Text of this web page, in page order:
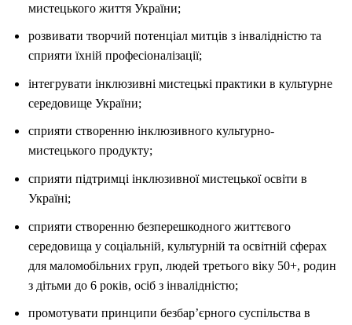
мистецького життя України;
розвивати творчий потенціал митців з інвалідністю та
сприяти їхній професіоналізації;
інтегрувати інклюзивні мистецькі практики в культурне
середовище України;
сприяти створенню інклюзивного культурно-
мистецького продукту;
сприяти підтримці інклюзивної мистецької освіти в
Україні;
сприяти створенню безперешкодного життєвого
середовища у соціальній, культурній та освітній сферах
для маломобільних груп, людей третього віку 50+, родин
з дітьми до 6 років, осіб з інвалідністю;
промотувати принципи безбар’єрного суспільства в